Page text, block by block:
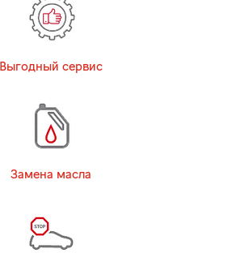
Выгодный сервис
Замена масла